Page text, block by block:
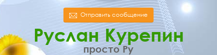
Отправить сообщение
Руслан Курепин
просто Ру